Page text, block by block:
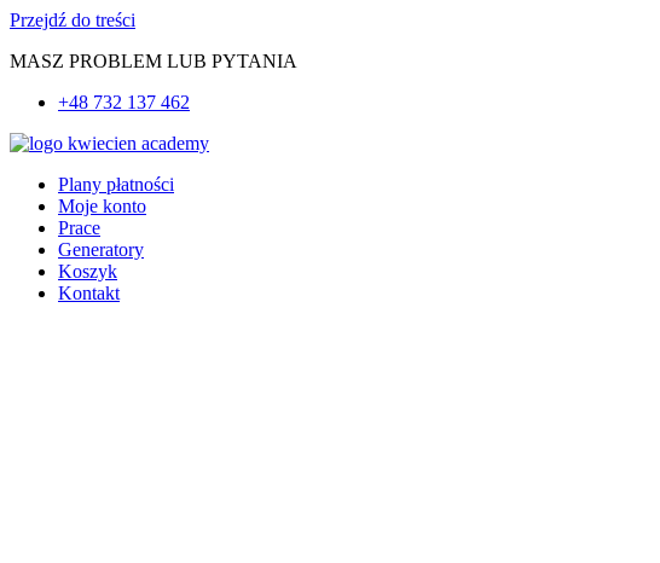
Przejdź do treści
MASZ PROBLEM LUB PYTANIA
+48 732 137 462
Plany płatności
Moje konto
Prace
Generatory
Koszyk
Kontakt